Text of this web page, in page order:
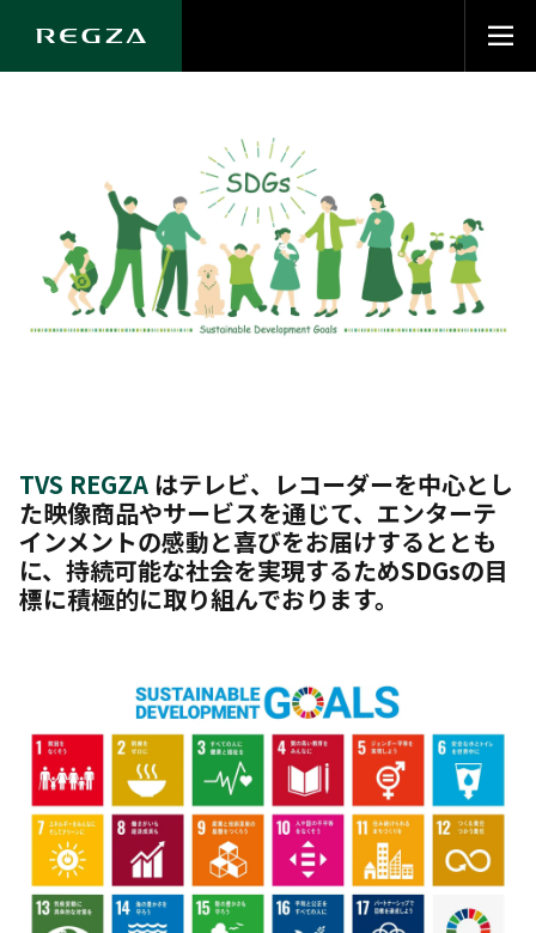
TVS REGZA はテレビ、レコーダーを中心とし
た映像商品やサービスを通じて、エンターテ
インメントの感動と喜びをお届けするととも
に、持続可能な社会を実現するためSDGsの目
標に積極的に取り組んでおります。